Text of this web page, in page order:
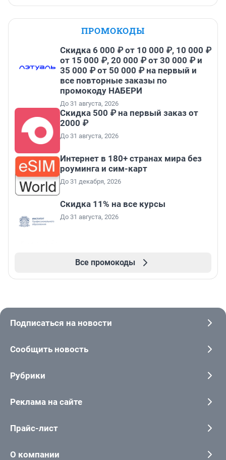
ПРОМОКОДЫ
Скидка 6 000 ₽ от 10 000 ₽, 10 000 ₽
от 15 000 ₽, 20 000 ₽ от 30 000 ₽ и
35 000 ₽ от 50 000 ₽ на первый и
все повторные заказы по
промокоду НАБЕРИ
До 31 августа, 2026
Скидка 500 ₽ на первый заказ от
2000 ₽
До 31 августа, 2026
Интернет в 180+ странах мира без
роуминга и сим-карт
До 31 декабря, 2026
Скидка 11% на все курсы
До 31 августа, 2026
Все промокоды
Подписаться на новости
Сообщить новость
Рубрики
Реклама на сайте
Прайс-лист
О компании